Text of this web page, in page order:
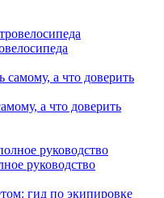
а что доверить
руководство